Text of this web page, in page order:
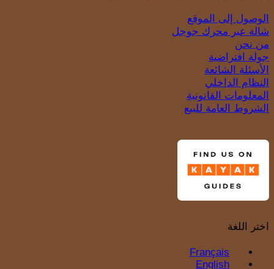
الوصول إلى الموقع
شالة عبر محرك جوجل
من نحن
جولة افتراضية
الأسئلة الشائعة
النظام الداخلي
المعلومات القانونية
الشروط العامة للبيع
اختر اللغة
Français
English